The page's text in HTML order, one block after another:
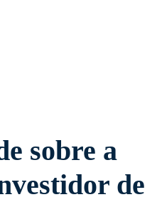
sobre a
de